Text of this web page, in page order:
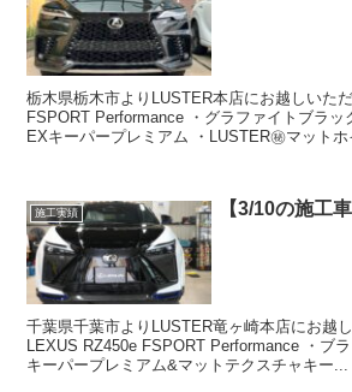
栃木県栃木市よりLUSTER本店にお越しいた
FSPORT Performance ・グラファイトブラッ
EXキーパープレミアム ・LUSTER㊙️マットホ
施工実績 【3/10の施工車
千葉県千葉市よりLUSTER竜ヶ崎本店にお越
LEXUS RZ450e FSPORT Performance ・ブ
キーパープレミアム&マットテクスチャキー...